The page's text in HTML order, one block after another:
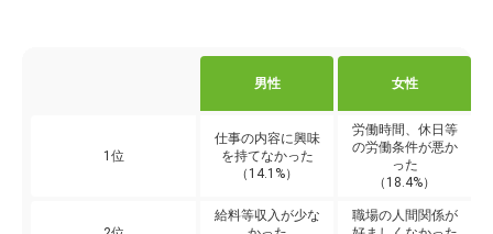
男性 女性
1位
仕事の内容に興味
を持てなかった
（14.1%）
労働時間、休日等
の労働条件が悪か
った
（18.4%）
給料等収入が少な
職場の人間関係が